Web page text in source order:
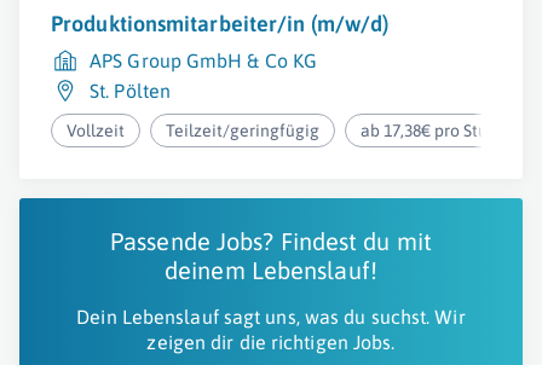
Produktionsmitarbeiter/in (m/w/d)
APS Group GmbH & Co KG
St. Pölten
Vollzeit Teilzeit/geringfügig ab 17,38€ pro Stunde
Passende Jobs? Findest du mit
deinem Lebenslauf!
Dein Lebenslauf sagt uns, was du suchst. Wir
zeigen dir die richtigen Jobs.